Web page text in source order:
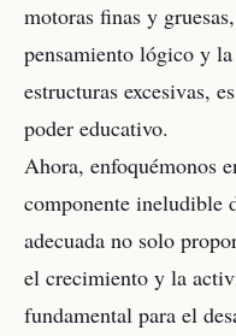
motoras finas y
pensamiento lógico y
estructuras excesivas,
poder educativo.
Ahora, enfoquémonos
componente ineludible
adecuada no solo
el crecimiento y la
fundamental para el